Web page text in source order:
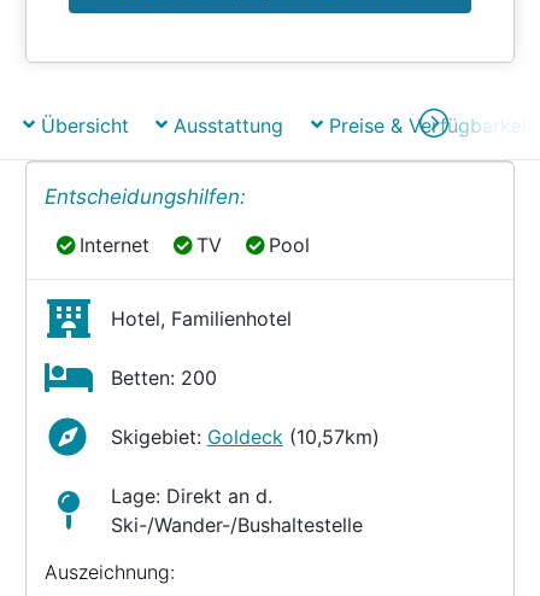
Übersicht Ausstattung Preise & Verfügbarkeit
Entscheidungshilfen:
Internet
Internet TV
TV Pool
Pool
Hotel, Familienhotel
Betten: 200
Skigebiet: Goldeck (10,57km)
Lage: Direkt an d.
Ski-/Wander-/Bushaltestelle
Auszeichnung: